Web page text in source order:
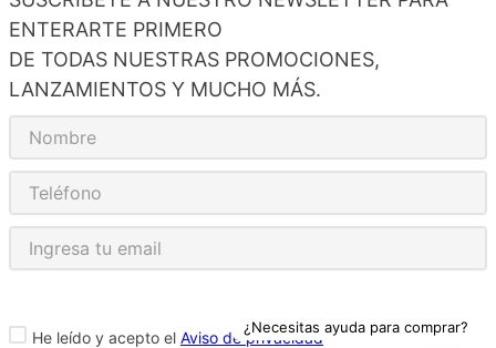
¿Necesitas ayuda para comprar?
ENTERARTE PRIMERO
DE TODAS NUESTRAS PROMOCIONES,
LANZAMIENTOS Y MUCHO MÁS.
He leído y acepto el Aviso de privacidad